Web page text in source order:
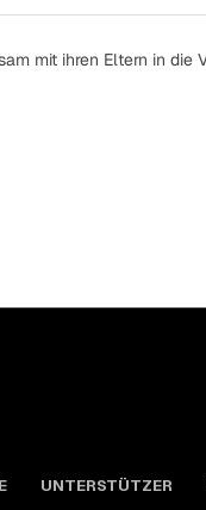
mit ihren Eltern in
UNTERSTÜTZER